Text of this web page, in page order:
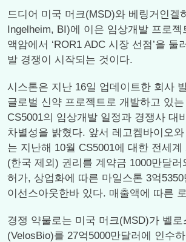
드디어 미국 머크(MSD)와 베링거인겔
Ingelheim, BI)에 이은 임상개발 프로젝
액암에서 ‘ROR1 ADC 시장 선점’을 둘
발 경쟁이 시작되는 것이다.
시스톤은 지난 16일 업데이트한 회사
글로벌 신약 프로젝트로 개발하고 있
CS5001의 임상개발 일정과 경쟁사 대
차별성을 밝혔다. 앞서 레고켐바이오
는 지난해 10월 CS5001에 대한 전세
(한국 제외) 권리를 계약금 1000만달
허가, 상업화에 따른 마일스톤 3억
이선스아웃한바 있다. 매출액에 따른
경쟁 약물로는 미국 머크(MSD)가 벨로
(VelosBio)를 27억5000만달러에 인수